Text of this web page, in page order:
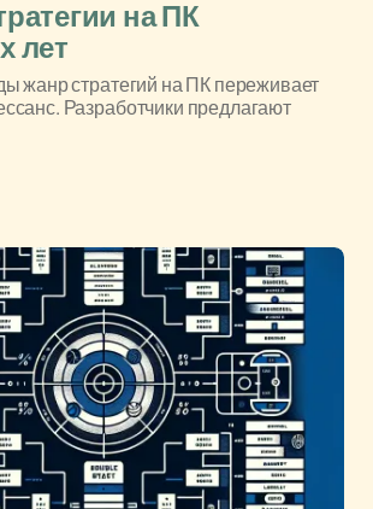
на ПК
лет
жанр стратегий на ПК переживает
Разработчики предлагают